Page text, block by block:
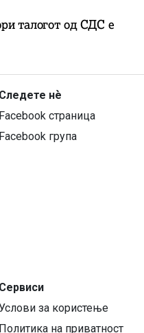
талогот од СДС е
Следете нѐ
Facebook страница
Facebook група
Сервиси
за користење
Политика на приватност